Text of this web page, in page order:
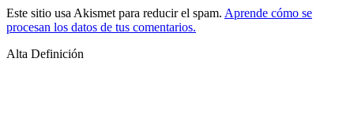
Este sitio usa Akismet para reducir el spam. Aprende cómo se
procesan los datos de tus comentarios.
Alta Definición